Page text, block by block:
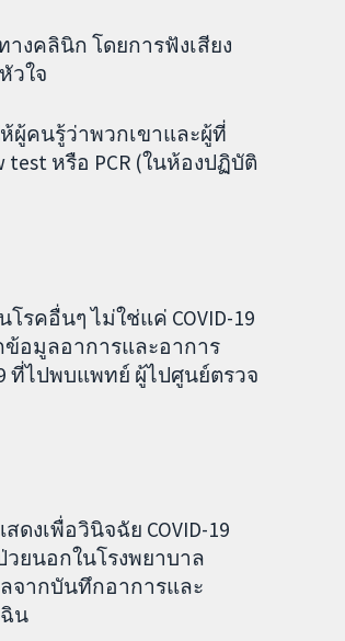
งคลินิก โดยการฟังเสียง
วใจ
ผู้คนรู้ว่าพวกเขาและผู้ที่
หรือ PCR (ในห้องปฏิบัติ
รคอื่นๆ ไม่ใช่แค่ COVID-19
ข้อมูลอาการและอาการ
ที่ไปพบแพทย์ ผู้ไปศูนย์ตรวจ
งเพื่อวินิจฉัย COVID-19
ยนอกในโรงพยาบาล
จากบันทึกอาการและ
น